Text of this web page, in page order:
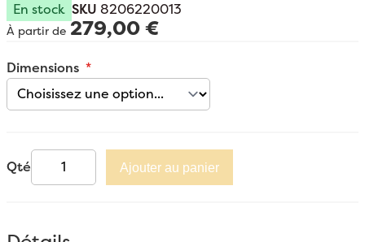
En stock SKU 8206220013
À partir de 279,00 €
Dimensions
Qté Ajouter au panier